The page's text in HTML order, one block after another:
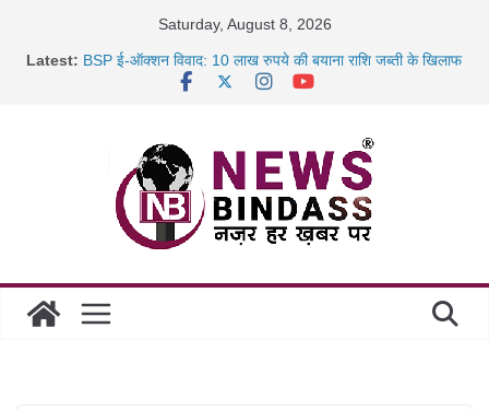
Saturday, August 8, 2026
Latest: BSP ई-ऑक्शन विवाद: 10 लाख रुपये की बयाना राशि जब्ती के खिलाफ
साइबर ठगी पर दुर्ग पुलिस का बड़ा एक्शन: 13 म्यूल बैंक खाताधारक
गिरफ्तार